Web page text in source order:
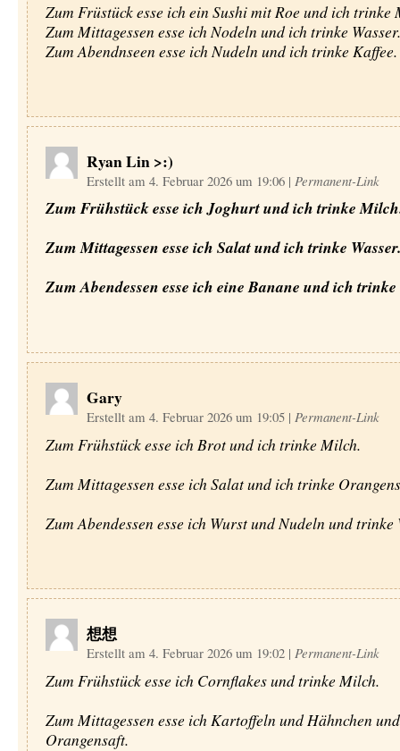
Zum Früstück esse ich ein Sushi mit Roe und ich trinke
Zum Mittagessen esse ich Nodeln und ich trinke Wasser.
Zum Abendnseen esse ich Nudeln und ich trinke Kaffee.
Ryan Lin >:)
Erstellt am 4. Februar 2026 um 19:06 | Permanent-Link
Zum Frühstück esse ich Joghurt und ich trinke
Zum Mittagessen esse ich Salat und ich trinke Wasser.
Zum Abendessen esse ich eine Banane und ich trinke
Gary
Erstellt am 4. Februar 2026 um 19:05 | Permanent-Link
Zum Frühstück esse ich Brot und ich trinke Milch.
Zum Mittagessen esse ich Salat und ich trinke
Zum Abendessen esse ich Wurst und Nudeln und trinke
想想
Erstellt am 4. Februar 2026 um 19:02 | Permanent-Link
Zum Frühstück esse ich Cornflakes und trinke Milch.
Zum Mittagessen esse ich Kartoffeln und Hähnchen
Orangensaft.